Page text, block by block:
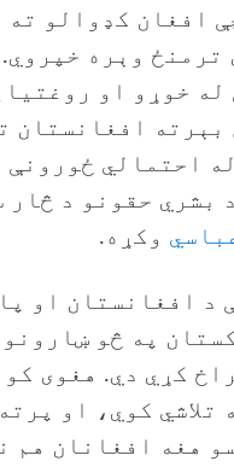
افغان کډوالو ته
وېره
خوړو او
افغانستان
احتمالي ځورونې
بشري حقونو د څار
وکړه.
چې د افغانستان
په څو
کړي دي. هغوی
کوي، او
هغه افغانان هم